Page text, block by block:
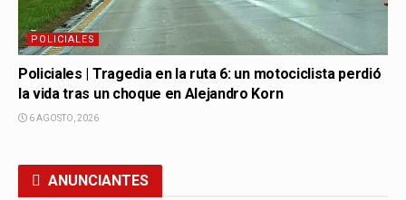
POLICIALES
Policiales | Tragedia en la ruta 6: un motociclista perdió
la vida tras un choque en Alejandro Korn
6 AGOSTO, 2026
ANUNCIANTES